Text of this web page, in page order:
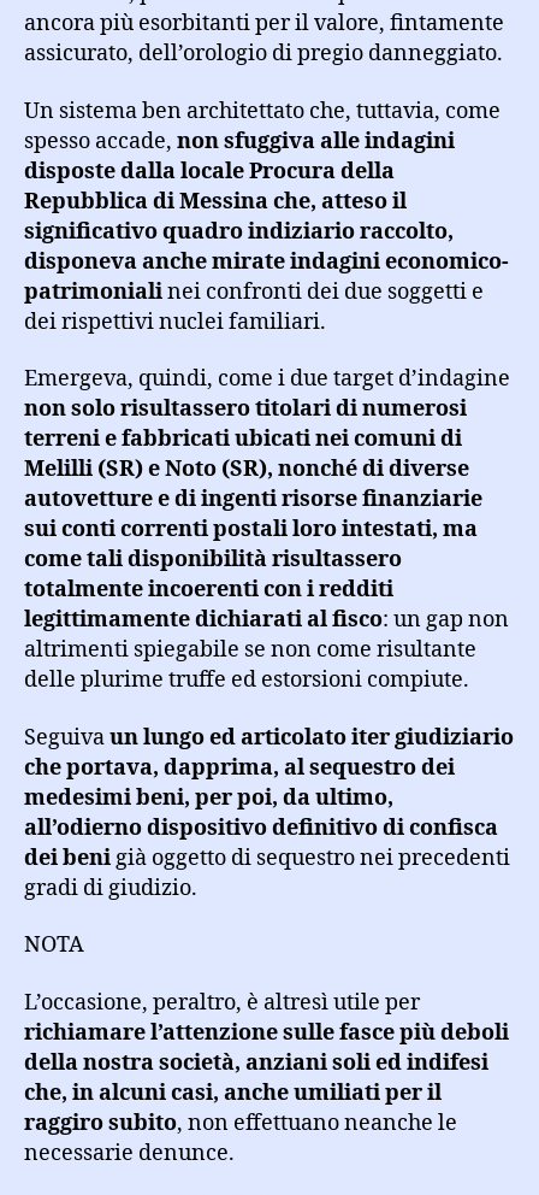
ancora più esorbitanti per il valore, fintamente
assicurato, dell’orologio di pregio danneggiato.
Un sistema ben architettato che, tuttavia, come
spesso accade, non sfuggiva alle indagini
disposte dalla locale Procura della
Repubblica di Messina che, atteso il
significativo quadro indiziario raccolto,
disponeva anche mirate indagini economico-
patrimonialinei confronti dei due soggetti e
dei rispettivi nuclei familiari.
Emergeva, quindi, come i due target d’indagine
non solo risultassero titolari di numerosi
terreni e fabbricati ubicati nei comuni di
Melilli (SR) e Noto (SR), nonché di diverse
autovetture e di ingenti risorse finanziarie
sui conti correnti postali loro intestati, ma
come tali disponibilità risultassero
totalmente incoerenti con i redditi
legittimamente dichiarati al fisco: un gap non
altrimenti spiegabile se non come risultante
delle plurime truffe ed estorsioni compiute.
Seguivaun lungo ed articolato iter giudiziario
che portava, dapprima, al sequestro dei
medesimi beni, per poi, da ultimo,
all’odierno dispositivo definitivo di confisca
dei benigià oggetto di sequestro nei precedenti
gradi di giudizio.
NOTA
L’occasione, peraltro, è altresì utile per
richiamare l’attenzione sulle fasce più deboli
della nostra società, anziani soli ed indifesi
che, in alcuni casi, anche umiliati per il
raggiro subito, non effettuano neanche le
necessarie denunce.